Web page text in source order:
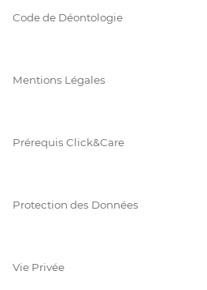
Code de Déontologie
Mentions Légales
Prérequis Click&Care
Protection des Données
Vie Privée